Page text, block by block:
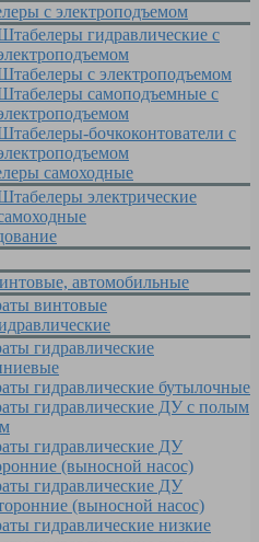
с электроподъемом
гидравлические c
с электроподъемом
самоподъемные с
бочкоконтователи с
самоходные
электрические
автомобильные
винтовые
гидравлические
гидравлические бутылочные
гидравлические ДУ c полым
гидравлические ДУ
(выносной насос)
гидравлические ДУ
(выносной насос)
гидравлические низкие